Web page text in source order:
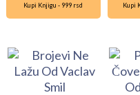
Kupi Knjigu - 999 rsd Kupi